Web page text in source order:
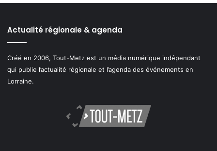
Actualité régionale & agenda
Créé en 2006, Tout-Metz est un média numérique indépendant
qui publie l’actualité régionale et l’agenda des événements en
Lorraine.